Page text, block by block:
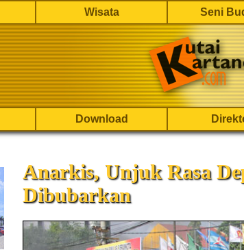
Wisata Seni
Download
Anarkis, Unjuk Rasa
Dibubarkan